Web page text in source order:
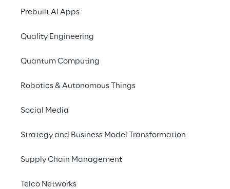
Prebuilt AI Apps
Quality Engineering
Quantum Computing
Robotics & Autonomous Things
Social Media
Strategy and Business Model Transformation
Supply Chain Management
Telco Networks
liderança no setor, com mais de 7000 lojas
gerenciadas em todo o mundo usando
checkout, com dezenas de milhões de euros
marcas de luxo